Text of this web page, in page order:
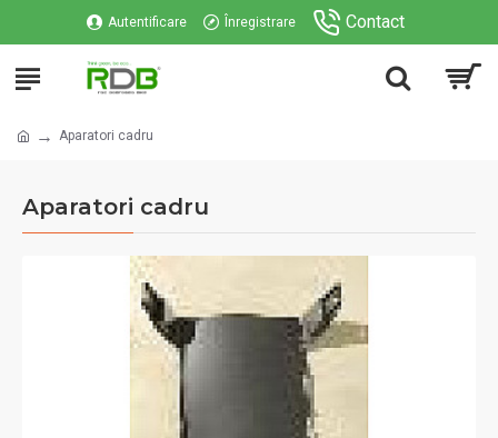
Autentificare Înregistrare Contact
Aparatori cadru
Aparatori cadru